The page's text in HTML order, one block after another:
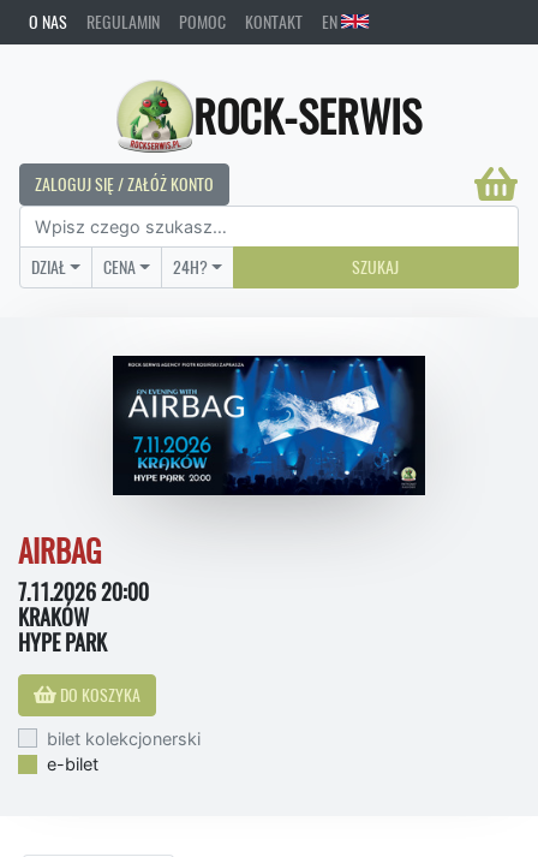
O NAS REGULAMIN POMOC KONTAKT EN
ROCK-SERWIS
ZALOGUJ SIĘ / ZAŁÓŻ KONTO
DZIAŁ CENA 24H? SZUKAJ
AIRBAG
7.11.2026 20:00
KRAKÓW
HYPE PARK
DO KOSZYKA
bilet kolekcjonerski
e-bilet